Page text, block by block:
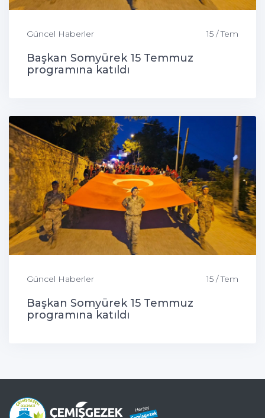
Güncel Haberler 15 / Tem
Başkan Somyürek 15 Temmuz
programına katıldı
Güncel Haberler 15 / Tem
Başkan Somyürek 15 Temmuz
programına katıldı